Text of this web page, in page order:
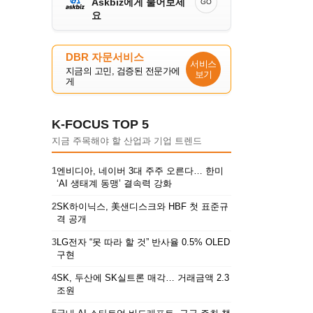
요
GO
DBR 자문서비스
지금의 고민, 검증된 전문가에
게
서비스
보기
K-FOCUS TOP 5
지금 주목해야 할 산업과 기업 트렌드
1엔비디아, 네이버 3대 주주 오른다… 한미
‘AI 생태계 동맹’ 결속력 강화
2SK하이닉스, 美샌디스크와 HBF 첫 표준규
격 공개
3LG전자 “못 따라 할 것” 반사율 0.5% OLED
구현
4SK, 두산에 SK실트론 매각… 거래금액 2.3
조원